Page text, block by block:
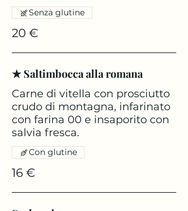
20 €
Senza glutine
★ Saltimbocca alla romana
Carne di vitella con prosciutto
crudo di montagna, infarinato
con farina 00 e insaporito con
salvia fresca.
16 €
Con glutine